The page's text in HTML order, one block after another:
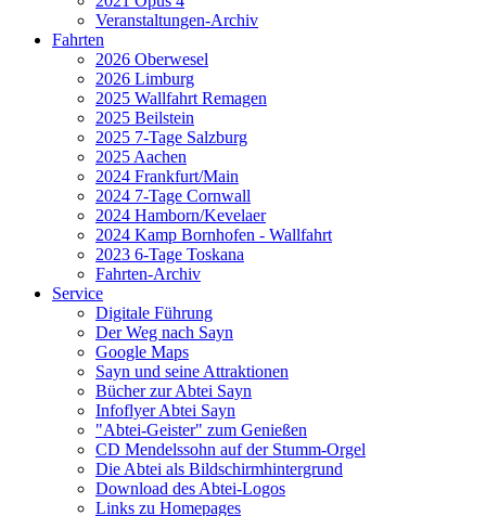
Veranstaltungen-Archiv
Fahrten
2026 Oberwesel
2026 Limburg
2025 Wallfahrt Remagen
2025 Beilstein
2025 7-Tage Salzburg
2025 Aachen
2024 Frankfurt/Main
2024 7-Tage Cornwall
2024 Hamborn/Kevelaer
2024 Kamp Bornhofen - Wallfahrt
2023 6-Tage Toskana
Fahrten-Archiv
Service
Digitale Führung
Der Weg nach Sayn
Google Maps
Sayn und seine Attraktionen
Bücher zur Abtei Sayn
Infoflyer Abtei Sayn
"Abtei-Geister" zum Genießen
CD Mendelssohn auf der Stumm-Orgel
Die Abtei als Bildschirmhintergrund
Download des Abtei-Logos
Links zu Homepages